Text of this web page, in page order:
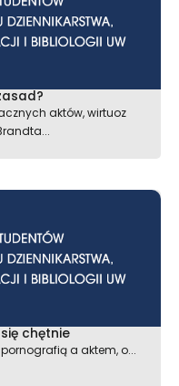
aktów, wirtuoz
chętnie
a aktem, o...